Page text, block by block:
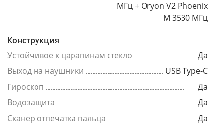
МГц + Oryon V2 Phoenix
M 3530 МГц
Конструкция
Устойчивое к царапинам стекло
Да
Выход на наушники
USB Type-C
Гироскоп
Да
Водозащита
Да
Сканер отпечатка пальца
Да